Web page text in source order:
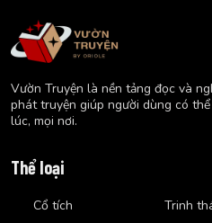
Vườn Truyện là nền tảng đọc và
phát truyện giúp người dùng có
lúc, mọi nơi.
Thể loại
Cổ tích
Trinh